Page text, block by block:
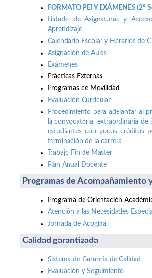
FORMATO PEI Y EXÁMENES (2º
Listado de Asignaturas y
Aprendizaje
Calendario Escolar y Horarios de
Asignación de Aulas
Exámenes
Prácticas Externas
Programas de Movilidad
Evaluación Curricular
Procedimiento para adelantar al
la convocatoria extraordinaria de
estudiantes con pocos créditos
terminación de la carrera
Trabajo Fin de Máster
Plan Anual Docente
Programas de Acompañamiento
Programa de Orientación
Atención a las Necesidades
Jornada de Acogida
Calidad garantizada
Sistema de Garantía de Calidad
Evaluación y Seguimiento